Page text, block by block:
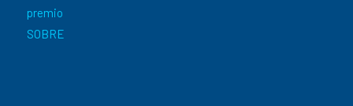
premio
SOBRE